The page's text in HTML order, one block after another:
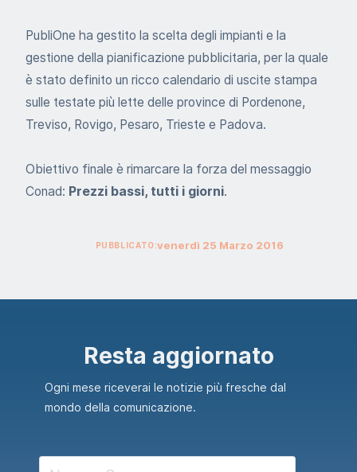
PubliOne ha gestito la scelta degli impianti e la
gestione della pianificazione pubblicitaria, per la quale
è stato definito un ricco calendario di uscite stampa
sulle testate più lette delle province di Pordenone,
Treviso, Rovigo, Pesaro, Trieste e Padova.
Obiettivo finale è rimarcare la forza del messaggio
Conad: Prezzi bassi, tutti i giorni.
PUBBLICATO:venerdì 25 Marzo 2016
Resta aggiornato
Ogni mese riceverai le notizie più fresche dal
mondo della comunicazione.